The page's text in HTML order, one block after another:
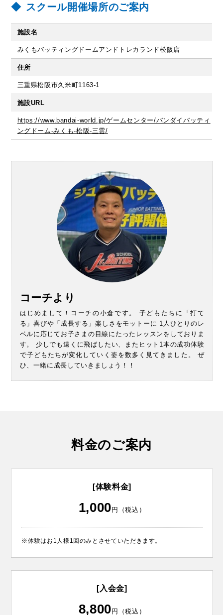
スクール開催場所のご案内
施設名
みくもバッティングドームアンドトレカランド松阪店
住所
三重県松阪市久米町1163-1
施設URL
https://www.bandai-world.jp/ゲームセンター/バンダイバッティ
ングドーム-みくも-松阪-三雲/
コーチより
はじめまして！コーチの小倉です。 子どもたちに「打て
る」喜びや「成長する」楽しさをモットーに 1人ひとりのレ
ベルに応じてお子さまの目線にたったレッスンをしておりま
す。 少しでも遠くに飛ばしたい、またヒット1本の成功体験
で子どもたちが変化していく姿を数多く見てきました。 ぜ
ひ、一緒に成長していきましょう！！
料金のご案内
[体験料金]
1,000円（税込）
※体験はお1人様1回のみとさせていただきます。
[入会金]
8,800円（税込）